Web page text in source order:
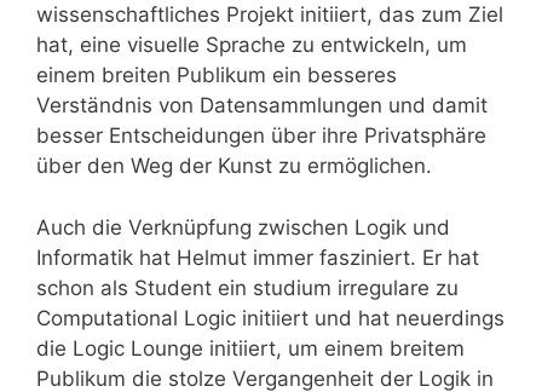
wissenschaftliches Projekt initiiert, das zum Ziel
hat, eine visuelle Sprache zu entwickeln, um
einem breiten Publikum ein besseres
Verständnis von Datensammlungen und damit
besser Entscheidungen über ihre Privatsphäre
über den Weg der Kunst zu ermöglichen.
Auch die Verknüpfung zwischen Logik und
Informatik hat Helmut immer fasziniert. Er hat
schon als Student ein studium irregulare zu
Computational Logic initiiert und hat neuerdings
die Logic Lounge initiiert, um einem breitem
Publikum die stolze Vergangenheit der Logik in